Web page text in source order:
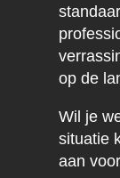
op de
Wil je
situatie
aan